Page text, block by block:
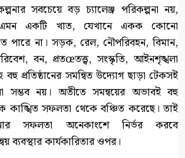
সবচেয়ে বড় চ্যালেঞ্জ পরিকল্পনা নয়,
এমন একটি খাত, যেখানে একক কোনো
পারে না। সড়ক, রেল, নৌপরিবহন, বিমান,
বন, প্রতœতত্ত্ব, সংস্কৃতি, আইনশৃঙ্খলা
বহু প্রতিষ্ঠানের সমন্বিত উদ্যোগ ছাড়া টেকসই
সম্ভব নয়। অতীতে সমন্বয়ের অভাবই বহু
কাঙ্খিত সফলতা থেকে বঞ্চিত করেছে। তাই
সফলতা অনেকাংশে নির্ভর করবে
ব্যবস্থার কার্যকারিতার ওপর।